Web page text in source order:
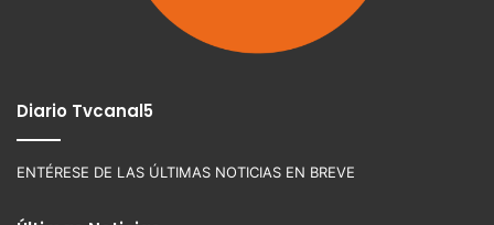
Diario Tvcanal5
ENTÉRESE DE LAS ÚLTIMAS NOTICIAS EN BREVE